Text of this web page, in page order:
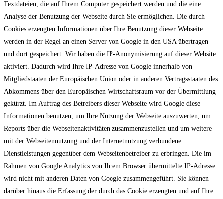
Textdateien, die auf Ihrem Computer gespeichert werden und die eine
Analyse der Benutzung der Webseite durch Sie ermöglichen. Die durch
Cookies erzeugten Informationen über Ihre Benutzung dieser Webseite
werden in der Regel an einen Server von Google in den USA übertragen
und dort gespeichert. Wir haben die IP-Anonymisierung auf dieser Website
aktiviert. Dadurch wird Ihre IP-Adresse von Google innerhalb von
Mitgliedstaaten der Europäischen Union oder in anderen Vertragsstaaten des
Abkommens über den Europäischen Wirtschaftsraum vor der Übermittlung
gekürzt. Im Auftrag des Betreibers dieser Webseite wird Google diese
Informationen benutzen, um Ihre Nutzung der Webseite auszuwerten, um
Reports über die Webseitenaktivitäten zusammenzustellen und um weitere
mit der Webseitennutzung und der Internetnutzung verbundene
Dienstleistungen gegenüber dem Webseitenbetreiber zu erbringen. Die im
Rahmen von Google Analytics von Ihrem Browser übermittelte IP-Adresse
wird nicht mit anderen Daten von Google zusammengeführt. Sie können
darüber hinaus die Erfassung der durch das Cookie erzeugten und auf Ihre